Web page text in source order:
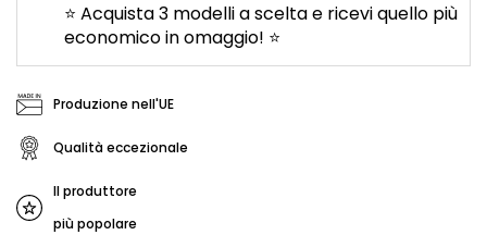
⭐ Acquista 3 modelli a scelta e ricevi quello più
economico in omaggio! ⭐
Produzione nell'UE
Qualità eccezionale
Il produttore
più popolare